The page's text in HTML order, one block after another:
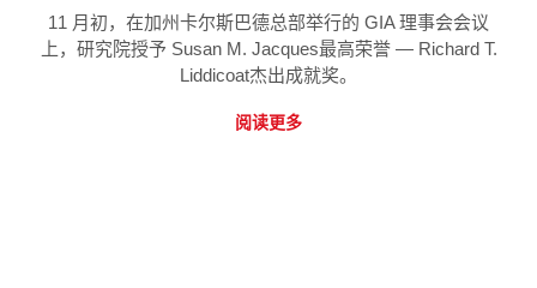
11 月初，在加州卡尔斯巴德总部举行的 GIA 理事会会议
上，研究院授予 Susan M. Jacques最高荣誉 — Richard T.
Liddicoat杰出成就奖。
阅读更多